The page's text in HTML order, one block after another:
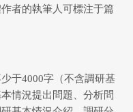
者的執筆人可標注于篇
于4000字（不含調研基
情況提出問題、分析問